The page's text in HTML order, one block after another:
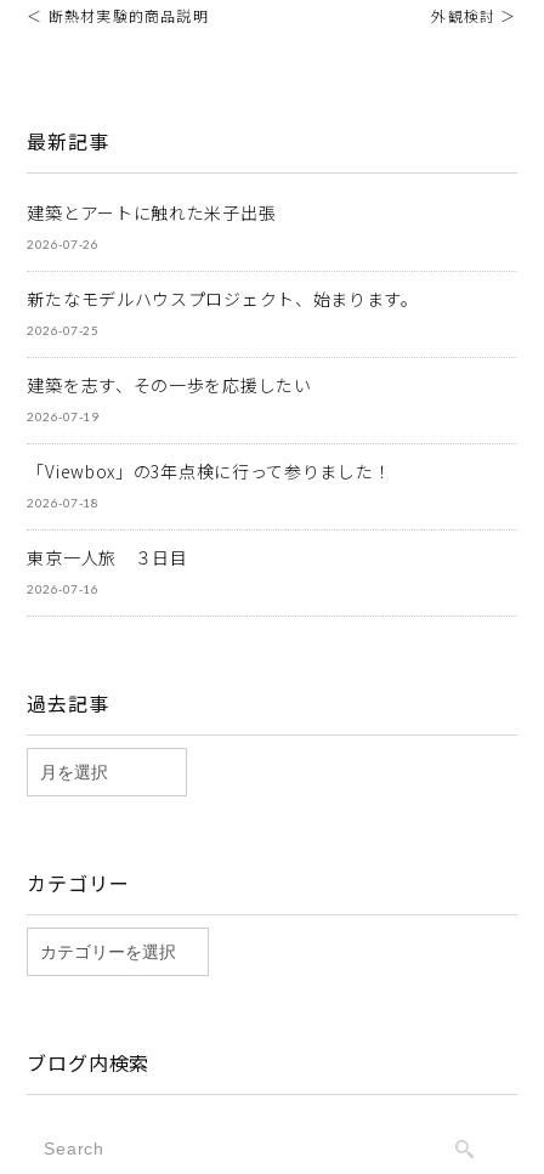
＜ 断熱材実験的商品説明 外観検討 ＞
最新記事
建築とアートに触れた米子出張
2026-07-26
新たなモデルハウスプロジェクト、始まります。
2026-07-25
建築を志す、その一歩を応援したい
2026-07-19
「Viewbox」の3年点検に行って参りました！
2026-07-18
東京一人旅 ３日目
2026-07-16
過去記事
カテゴリー
ブログ内検索